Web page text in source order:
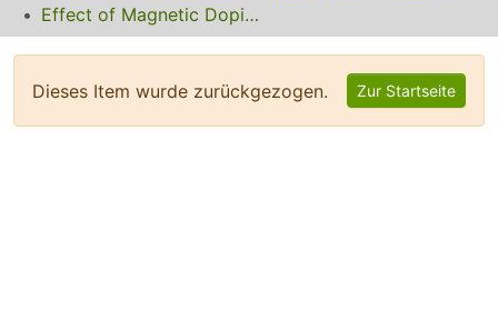
Statistiken
Effect of Magnetic Doping on the Electronic States of Ni
Dieses Item wurde zurückgezogen. Zur Startseite